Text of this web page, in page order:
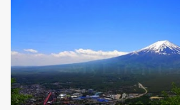
间前四小时网上办理登机手续 。四
佛，槟城等等前，在1个小时前还可以
Airasia 会任何时刻会有变动 ， 请上
站 。 然后你会看到 Web Check in ，